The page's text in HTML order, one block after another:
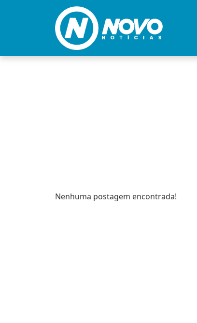
Nenhuma postagem encontrada!